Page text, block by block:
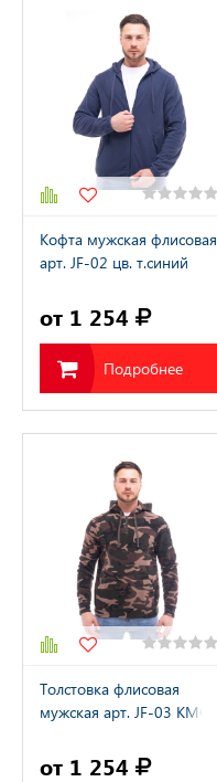
Кофта мужская флисовая
арт. JF-02 цв. т.синий
от 1 254
Подробнее
Толстовка флисовая
мужская арт. JF-03 КМФ
от 1 254